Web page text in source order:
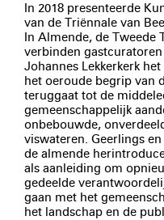
In 2018 presenteerde
van de Triënnale van
In Almende, de Tweede
verbinden
Johannes Lekkerkerk
het oeroude begrip van
teruggaat tot de
gemeenschappelijk
onbebouwde,
viswateren. Geerlings
de almende
als aanleiding om
gedeelde
gaan met het
het landschap en de